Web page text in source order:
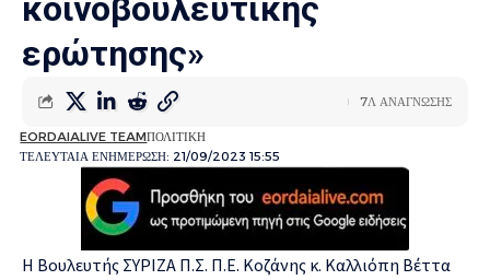
ερώτησης»
ΤΕΛΕΥΤΑΙΑ ΕΝΗΜΕΡΩΣΗ: 21/09/2023 15:55
EORDAIALIVE TEAMΠΟΛΙΤΙΚΗ
7Λ ΑΝΑΓΝΩΣΗΣ
Η Βουλευτής ΣΥΡΙΖΑ Π.Σ. Π.Ε. Κοζάνης κ. Καλλιόπη Βέττα